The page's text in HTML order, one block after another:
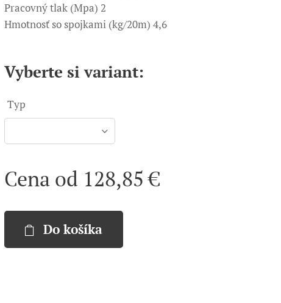
Pracovný tlak (Mpa) 2
Hmotnosť so spojkami (kg/20m) 4,6
Vyberte si variant:
Typ
Cena od 128,85€
Do košíka